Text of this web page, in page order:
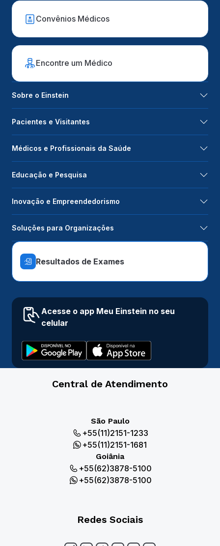
Convênios Médicos
Encontre um Médico
Sobre o Einstein
Pacientes e Visitantes
Médicos e Profissionais da Saúde
Educação e Pesquisa
Inovação e Empreendedorismo
Soluções para Organizações
Resultados de Exames
Acesse o app Meu Einstein no seu
celular
Central de Atendimento
São Paulo
+55(11)2151-1233
+55(11)2151-1681
Goiânia
+55(62)3878-5100
+55(62)3878-5100
Redes Sociais